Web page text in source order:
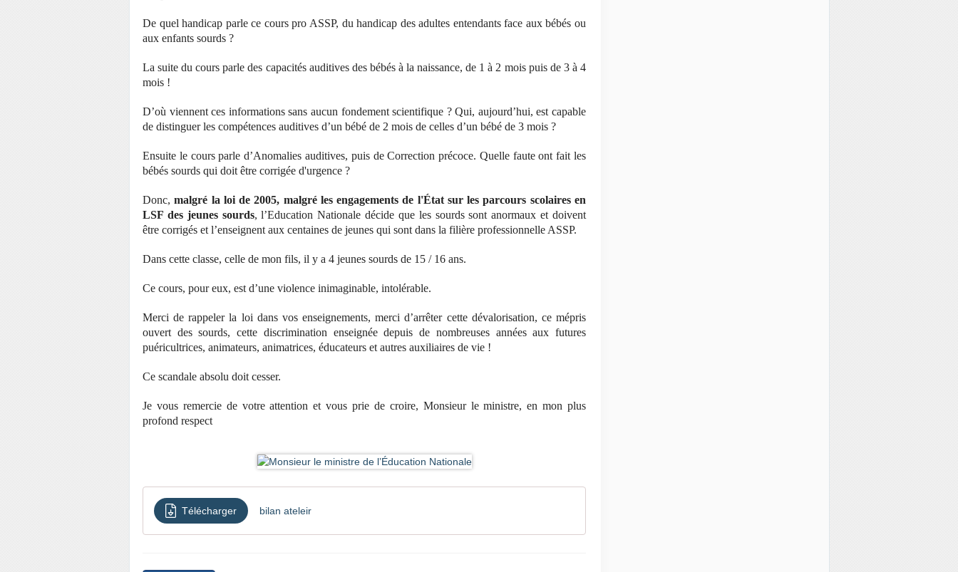
De quel handicap parle ce cours pro ASSP, du handicap des adultes entendants face aux bébés ou
aux enfants sourds ?
La suite du cours parle des capacités auditives des bébés à la naissance, de 1 à 2 mois puis de 3 à 4
mois !
D’où viennent ces informations sans aucun fondement scientifique ? Qui, aujourd’hui, est capable
de distinguer les compétences auditives d’un bébé de 2 mois de celles d’un bébé de 3 mois ?
Ensuite le cours parle d’Anomalies auditives, puis de Correction précoce. Quelle faute ont fait les
bébés sourds qui doit être corrigée d'urgence ?
Donc,malgré la loi de 2005, malgré les engagements de l'État sur les parcours scolaires en
LSF des jeunes sourds, l’Education Nationale décide que les sourds sont anormaux et doivent
être corrigés et l’enseignent aux centaines de jeunes qui sont dans la filière professionnelle ASSP.
Dans cette classe, celle de mon fils, il y a 4 jeunes sourds de 15 / 16 ans.
Ce cours, pour eux, est d’une violence inimaginable, intolérable.
Merci de rappeler la loi dans vos enseignements, merci d’arrêter cette dévalorisation, ce mépris
ouvert des sourds, cette discrimination enseignée depuis de nombreuses années aux futures
puéricultrices, animateurs, animatrices, éducateurs et autres auxiliaires de vie !
Ce scandale absolu doit cesser.
Je vous remercie de votre attention et vous prie de croire, Monsieur le ministre, en mon plus
profond respect
Télécharger bilan ateleir